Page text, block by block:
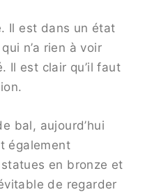
Il est dans un état
n’a rien à voir
Il est clair qu’il faut
bal, aujourd’hui
également
en bronze et
de regarder